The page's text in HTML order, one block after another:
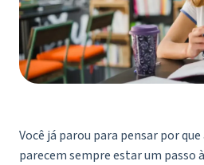
Você já parou para pensar por
parecem sempre estar um passo